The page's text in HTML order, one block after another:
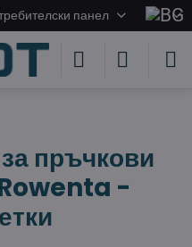
панел
пръчкови
-